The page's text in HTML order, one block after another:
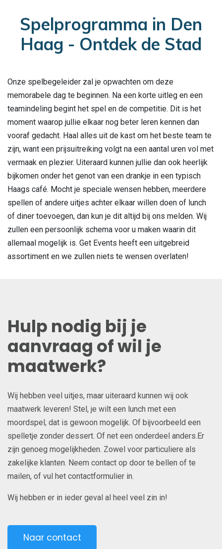
Spelprogramma in Den
Haag - Ontdek de Stad
Onze spelbegeleider zal je opwachten om deze
memorabele dag te beginnen. Na een korte uitleg en een
teamindeling begint het spel en de competitie. Dit is het
moment waarop jullie elkaar nog beter leren kennen dan
vooraf gedacht. Haal alles uit de kast om het beste team te
zijn, want een prijsuitreiking volgt na een aantal uren vol met
vermaak en plezier. Uiteraard kunnen jullie dan ook heerlijk
bijkomen onder het genot van een drankje in een typisch
Haags café. Mocht je speciale wensen hebben, meerdere
spellen of andere uitjes achter elkaar willen doen of lunch
of diner toevoegen, dan kun je dit altijd bij ons melden. Wij
zullen een persoonlijk schema voor u maken waarin dit
allemaal mogelijk is. Get Events heeft een uitgebreid
assortiment en we zullen niets te wensen overlaten!
Hulp nodig bij je
aanvraag of wil je
maatwerk?
Wij hebben veel uitjes, maar uiteraard kunnen wij ook
maatwerk leveren! Stel, je wilt een lunch met een
moordspel, dat is gewoon mogelijk. Of bijvoorbeeld een
spelletje zonder dessert. Of net een onderdeel anders.Er
zijn genoeg mogelijkheden. Zowel voor particuliere als
zakelijke klanten. Neem contact op door te bellen of te
mailen, of vul het contactformulier in.
Wij hebben er in ieder geval al heel veel zin in!
Naar contact